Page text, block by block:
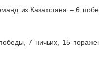
из Казахстана – 6
7 ничьих, 15